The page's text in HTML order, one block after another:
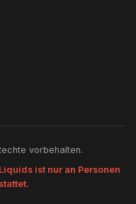
vorbehalten.
ist nur an Personen